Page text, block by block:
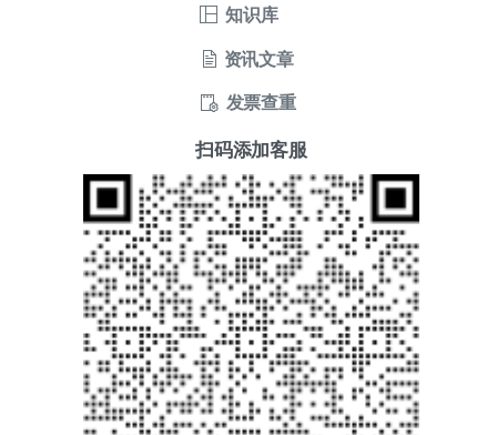
知识库
资讯文章
发票查重
扫码添加客服